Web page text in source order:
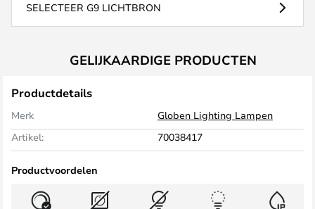
SELECTEER G9 LICHTBRON
GELIJKAARDIGE PRODUCTEN
Productdetails
Merk
Globen Lighting Lampen
Artikel:
70038417
Productvoordelen